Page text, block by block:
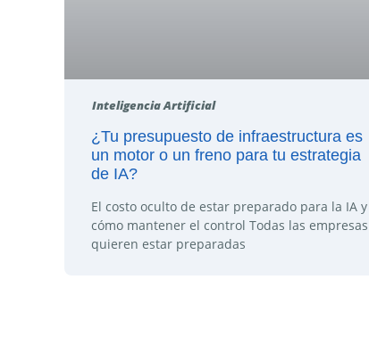
Inteligencia Artificial
¿Tu presupuesto de infraestructura es
un motor o un freno para tu estrategia
de IA?
El costo oculto de estar preparado para la IA y
cómo mantener el control Todas las empresas
quieren estar preparadas